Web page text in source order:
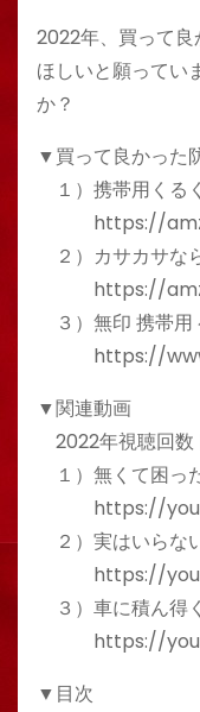
2022年、買って
ほしいと願ってい
か？
▼買って良かった
１）携帯用くる
https://
２）カサカサな
https://
３）無印 携帯用
https://
▼関連動画
2022年視聴回数
１）無くて困っ
https://
２）実はいら
https://
３）車に積ん得
https://
▼目次